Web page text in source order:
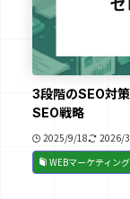
3段階のSEO対
SEO戦略
2025/9/18
2026/
WEBマーケティング